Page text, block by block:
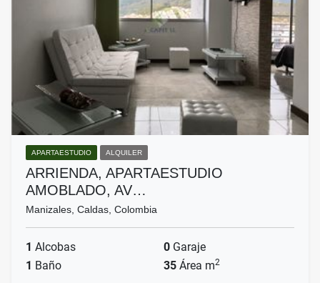
APARTAESTUDIO ALQUILER
ARRIENDA, APARTAESTUDIO
AMOBLADO, AV…
Manizales, Caldas, Colombia
1 Alcobas 0 Garaje
1 Baño 35 Área m2